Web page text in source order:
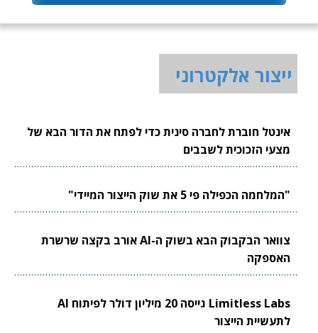
ייצור אלקטרוני
אינטל חוברת לחברה סינית כדי לפתח את הדור הבא של
מצעי הזכוכית לשבבים
"המלחמה הכפילה פי 5 את שוק הייצור המיידי"
צוואר הבקבוק הבא בשוק ה-AI אורב בקצה שרשרת
האספקה
Limitless Labs גייסה 20 מיליון דולר לפיתוח AI
לתעשיית הייצור